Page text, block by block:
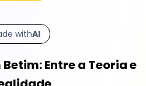
withAI
Entre a Teoria e